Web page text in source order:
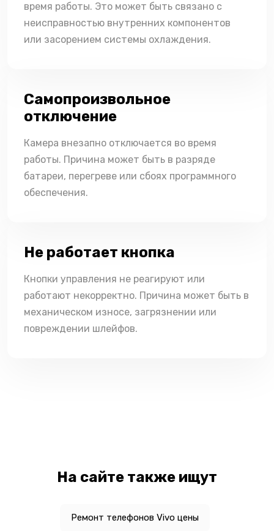
время работы. Это может быть связано с
неисправностью внутренних компонентов
или засорением системы охлаждения.
Самопроизвольное
отключение
Камера внезапно отключается во время
работы. Причина может быть в разряде
батареи, перегреве или сбоях программного
обеспечения.
Не работает кнопка
Кнопки управления не реагируют или
работают некорректно. Причина может быть в
механическом износе, загрязнении или
повреждении шлейфов.
На сайте также ищут
Ремонт телефонов Vivo цены